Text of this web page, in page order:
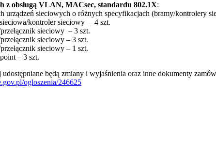
z obsługą VLAN, MACsec, standardu 802.1X:
urządzeń sieciowych o różnych specyfikacjach (bramy/kontrolery
kontroler sieciowy – 4 szt.
sieciowy – 3 szt.
sieciowy – 3 szt.
sieciowy – 1 szt.
– 3 szt.
będą zmiany i wyjaśnienia oraz inne dokumenty
ogloszenia/246625